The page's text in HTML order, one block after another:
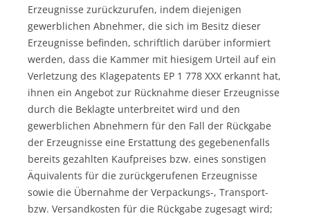
Erzeugnisse zurückzurufen, indem diejenigen
gewerblichen Abnehmer, die sich im Besitz dieser
Erzeugnisse befinden, schriftlich darüber informiert
werden, dass die Kammer mit hiesigem Urteil auf ein
Verletzung des Klagepatents EP 1 778 XXX erkannt hat,
ihnen ein Angebot zur Rücknahme dieser Erzeugnisse
durch die Beklagte unterbreitet wird und den
gewerblichen Abnehmern für den Fall der Rückgabe
der Erzeugnisse eine Erstattung des gegebenenfalls
bereits gezahlten Kaufpreises bzw. eines sonstigen
Äquivalents für die zurückgerufenen Erzeugnisse
sowie die Übernahme der Verpackungs-, Transport-
bzw. Versandkosten für die Rückgabe zugesagt wird;